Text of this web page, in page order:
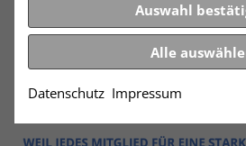
Auswahl
Alle
Datenschutz Impressum